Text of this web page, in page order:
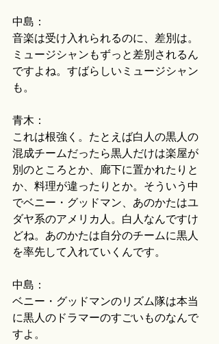
中島：
音楽は受け入れられるのに、差別は。
ミュージシャンもずっと差別されるん
ですよね。すばらしいミュージシャン
も。
青木：
これは根強く。たとえば白人の黒人の
混成チームだったら黒人だけは楽屋が
別のところとか、廊下に置かれたりと
か、料理が違ったりとか。そういう中
でベニー・グッドマン、あのかたはユ
ダヤ系のアメリカ人。白人なんですけ
どね。あのかたは自分のチームに黒人
を率先して入れていくんです。
中島：
ベニー・グッドマンのリズム隊は本当
に黒人のドラマーのすごいものなんで
すよ。